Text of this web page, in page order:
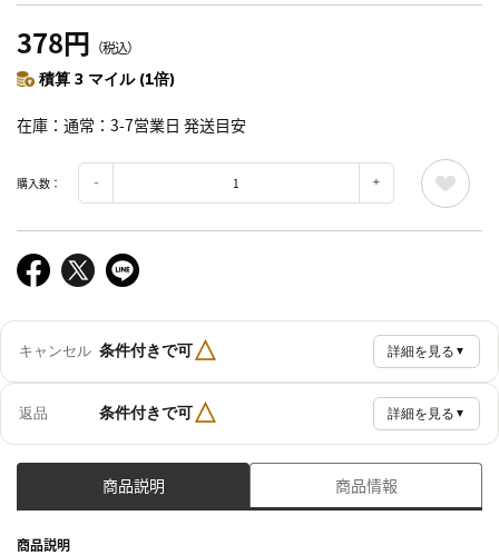
378円 （税込）
積算 3 マイル (1倍)
在庫 通常：3-7営業日 発送目安
購入数：
キャンセル 条件付きで可△ 詳細を見る ▼
返品 条件付きで可△ 詳細を見る ▼
商品説明 商品情報
商品説明